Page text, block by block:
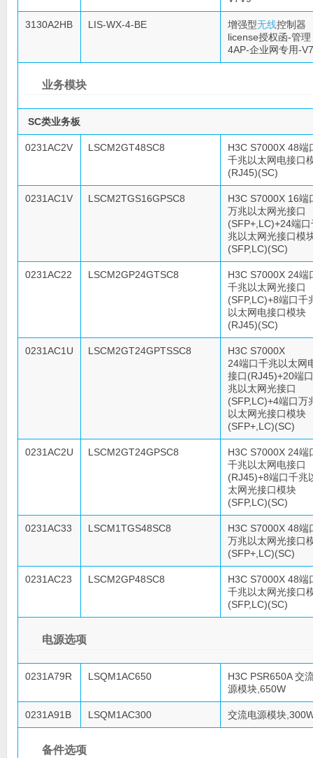
3130A2HB LIS-WX-4-BE 增强型无线控制器
license授权函-管理
4AP-企业网专用-
业务模块
SC类业务板
0231AC2V LSCM2GT48SC8
H3C S7000X 48端
千兆以太网电接口
(RJ45)(SC)
0231AC1V LSCM2TGS16GPSC8
H3C S7000X 16端
万兆以太网光接口
(SFP+,LC)+24端口
兆以太网光接口模
(SFP,LC)(SC)
0231AC22 LSCM2GP24GTSC8
H3C S7000X 24端
千兆以太网光接口
(SFP,LC)+8端口千
以太网电接口模块
(RJ45)(SC)
0231AC1U LSCM2GT24GPTSSC8
H3C S7000X
24端口千兆以太网
接口(RJ45)+20端
兆以太网光接口
(SFP,LC)+4端口万
以太网光接口模块
(SFP+,LC)(SC)
0231AC2U LSCM2GT24GPSC8
H3C S7000X 24端
千兆以太网电接口
(RJ45)+8端口千兆
太网光接口模块
(SFP,LC)(SC)
0231AC33 LSCM1TGS48SC8
H3C S7000X 48端
万兆以太网光接口
(SFP+,LC)(SC)
0231AC23 LSCM2GP48SC8
H3C S7000X 48端
千兆以太网光接口
(SFP,LC)(SC)
电源选项
0231A79R LSQM1AC650
H3C PSR650A 交
源模块,650W
0231A91B LSQM1AC300 交流电源模块
备件选项